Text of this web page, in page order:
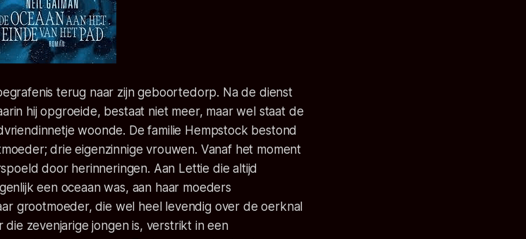
terug naar zijn geboortedorp. Na de dienst
hij opgroeide, bestaat niet meer, maar wel staat de
woonde. De familie Hempstock bestond
drie eigenzinnige vrouwen. Vanaf het moment
door herinneringen. Aan Lettie die altijd
een oceaan was, aan haar moeders
grootmoeder, die wel heel levendig over de oerknal
zevenjarige jongen is, verstrikt in een